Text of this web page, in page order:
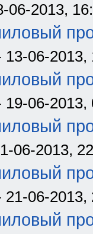
06-2013,
13-06-2013,
19-06-2013,
06-2013,
21-06-2013,